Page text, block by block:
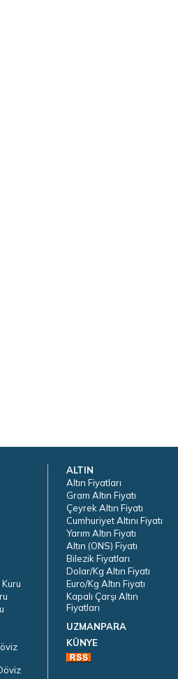
ALTIN
Altın Fiyatları
Gram Altın Fiyatı
Çeyrek Altın Fiyatı
Cumhuriyet Altını Fiyatı
Yarım Altın Fiyatı
Altın (ONS) Fiyatı
Bilezik Fiyatları
Dolar/Kg Altın Fiyatı
Euro/Kg Altın Fiyatı
Kapalı Çarşı Altın
Fiyatları
UZMANPARA
KÜNYE